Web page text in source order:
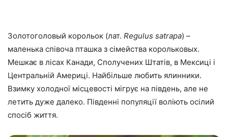
Золотоголовый корольок (лат. Regulus satrapa) –
маленька співоча пташка з сімейства корольковых.
Мешкає в лісах Канади, Сполучених Штатів, в Мексиці і
Центральній Америці. Найбільше любить ялинники.
Взимку холодної місцевості мігрує на південь, але не
летить дуже далеко. Південні популяції воліють осілий
спосіб життя.